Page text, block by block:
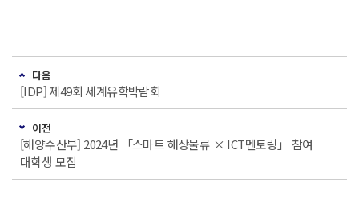
다음
[IDP] 제49회 세계유학박람회
이전
[해양수산부] 2024년 「스마트 해상물류 × ICT멘토링」 참여
대학생 모집